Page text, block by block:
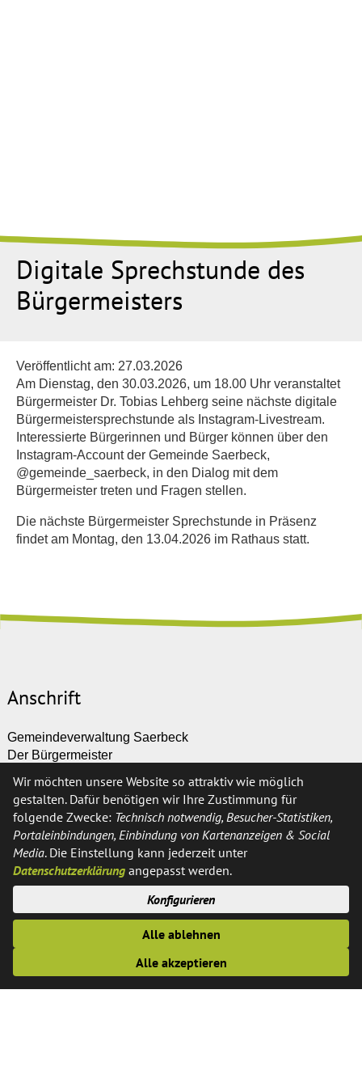
Digitale Sprechstunde des
Bürgermeisters
Veröffentlicht am: 27.03.2026
Am Dienstag, den 30.03.2026, um 18.00 Uhr veranstaltet
Bürgermeister Dr. Tobias Lehberg seine nächste digitale
Bürgermeistersprechstunde als Instagram-Livestream.
Interessierte Bürgerinnen und Bürger können über den
Instagram-Account der Gemeinde Saerbeck,
@gemeinde_saerbeck, in den Dialog mit dem
Bürgermeister treten und Fragen stellen.
Die nächste Bürgermeister Sprechstunde in Präsenz
findet am Montag, den 13.04.2026 im Rathaus statt.
Anschrift
Gemeindeverwaltung Saerbeck
48369 Saerbeck
Der Bürgermeister
Kontakt
Telefon: 02574 / 89-0
E-Mail: info@saerbeck.de
Öffnungszeiten
Wir möchten unsere Website so attraktiv wie möglich
gestalten. Dafür benötigen wir Ihre Zustimmung für
folgende Zwecke: Technisch notwendig, Besucher-Statistiken,
Portaleinbindungen, Einbindung von Kartenanzeigen & Social
Media. Die Einstellung kann jederzeit unter
Datenschutzerklärung angepasst werden.
Konfigurieren
Alle ablehnen
Alle akzeptieren